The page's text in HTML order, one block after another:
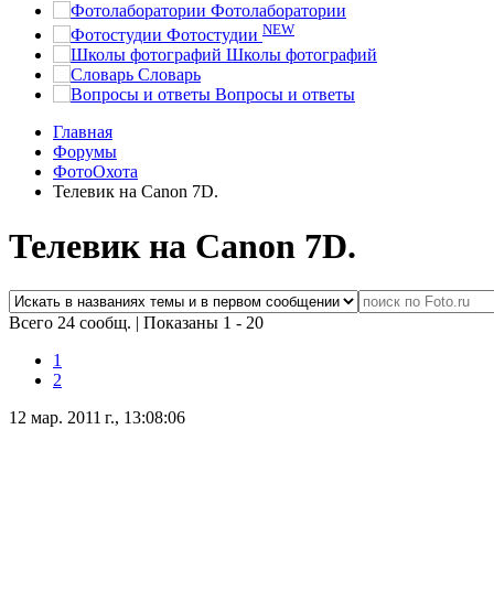
Фотолаборатории
Фотостудии NEW
Школы фотографий
Словарь
Вопросы и ответы
Главная
Форумы
ФотоОхота
Телевик на Canon 7D.
Телевик на Canon 7D.
Всего 24 сообщ. | Показаны 1 - 20
1
2
12 мар. 2011 г., 13:08:06